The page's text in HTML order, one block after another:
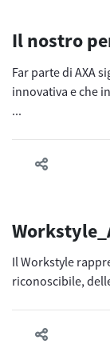
Il nostro
Far parte di AXA
innovativa e che
...
Il Workstyle
riconoscibile,